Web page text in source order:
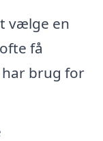
vælge en
få
brug for